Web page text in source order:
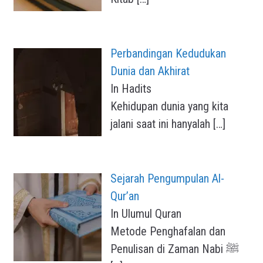
Perbandingan Kedudukan
Dunia dan Akhirat
In Hadits
Kehidupan dunia yang kita
jalani saat ini hanyalah […]
Sejarah Pengumpulan Al-
Qur’an
In Ulumul Quran
Metode Penghafalan dan
Penulisan di Zaman Nabi ﷺ